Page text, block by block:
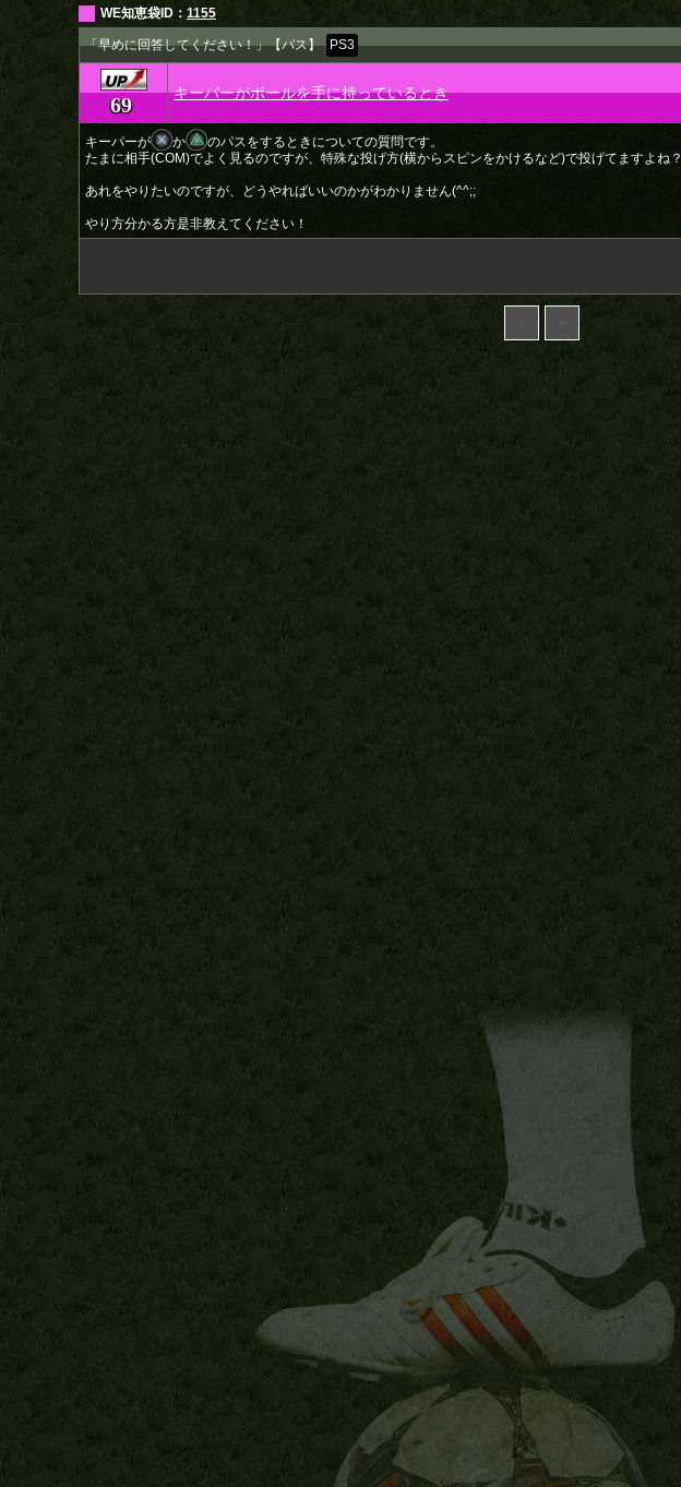
WE知恵袋ID： 1155
「早めに回答してください！」【パス】 PS3
★69 キーパーがボールを手に持っているとき
キーパーが か
のパスをするときについての質問です。
たまに相手(COM)でよく見るのですが、特殊な投げ方(横からスピンをかけるなど)で投げてますよね？
あれをやりたいのですが、どうやればいいのかがわかりません(^^;;
やり方分かる方是非教えてください！